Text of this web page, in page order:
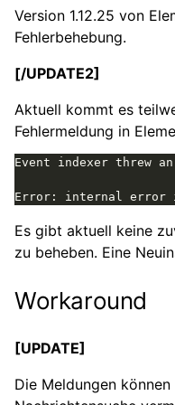
Version 1.12.25 von
Fehlerbehebung.
[/UPDATE2]
Aktuell kommt es
Fehlermeldung in
Es gibt aktuell keine
zu beheben. Eine
Workaround
[UPDATE]
Die Meldungen